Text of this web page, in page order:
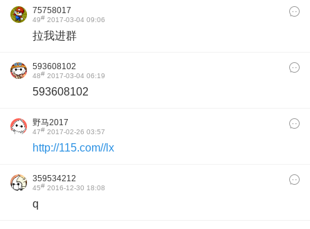
75758017
49# 2017-03-04 09:06
拉我进群
593608102
48# 2017-03-04 06:19
593608102
野马2017
47# 2017-02-26 03:57
http://115.com//lx
359534212
45# 2016-12-30 18:08
q